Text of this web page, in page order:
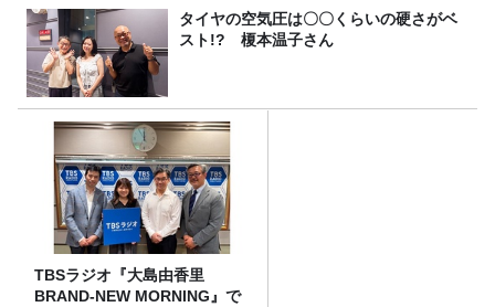
タイヤの空気圧は〇〇くらいの硬さがベ
スト!? 榎本温子さん
TBSラジオ『大島由香里
BRAND-NEW MORNING』で